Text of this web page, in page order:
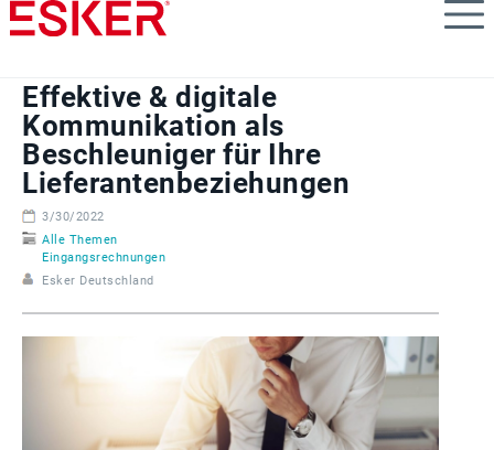
Skip
to
content
Effektive & digitale
Kommunikation als
Beschleuniger für Ihre
Lieferantenbeziehungen
3/30/2022
Alle Themen
Eingangsrechnungen
Esker Deutschland